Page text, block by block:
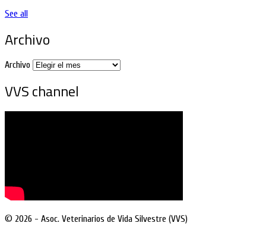
See all
Archivo
Archivo
VVS channel
© 2026 - Asoc. Veterinarios de Vida Silvestre (VVS)